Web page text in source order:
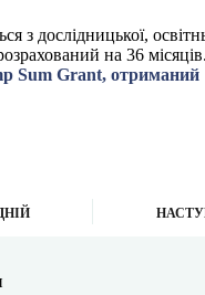
з дослідницької,
на 36 місяців.
Sum Grant, отриманий